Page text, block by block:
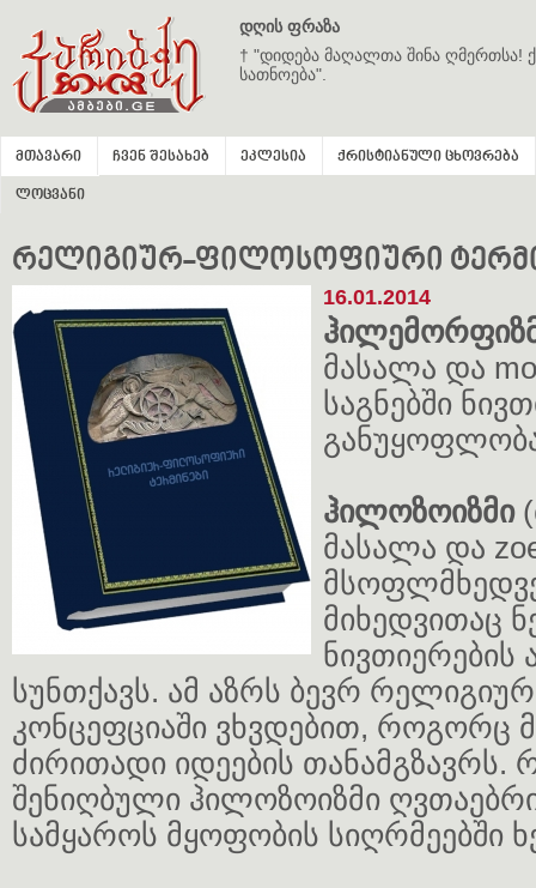
დღის ფრაზა
† "დიდება მაღალთა შინა ღმერთსა!
სათნოება".
მთავარი ჩვენ შესახებ ეკლესია ქრისტიანული ცხოვრება
ლოცვანი
რელიგიურ-ფილოსოფიური
16.01.2014
მასალა და
საგნებში
ჰილოზოიზმი
მასალა და
მიხედვითაც
ნივთიერების
სუნთქავს. ამ აზრს ბევრ
კონცეფციაში ვხვდებით, როგორც
ძირითადი იდეების
შენიღბული ჰილოზოიზმი
სამყაროს მყოფობის სიღრმეებში